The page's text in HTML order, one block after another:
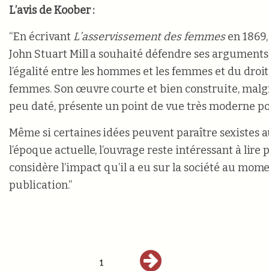
L’avis de Koober :
“En écrivant L’asservissement des femmesen
John Stuart Mill a souhaité défendre ses
l’égalité entre les hommes et les femmes et du
femmes. Son œuvre courte et bien construite,
peu daté, présente un point de vue très moderne
Même si certaines idées peuvent paraître sexistes
l’époque actuelle, l’ouvrage reste intéressant à lire
considère l’impact qu’il a eu sur la société au
publication.”
1